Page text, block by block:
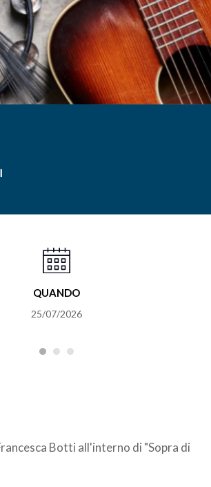
QUANDO
25/07/2026
Botti all'interno di "Sopra di